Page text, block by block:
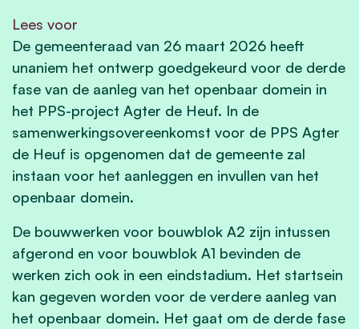
Lees voor
De gemeenteraad van 26 maart 2026 heeft
unaniem het ontwerp goedgekeurd voor de derde
fase van de aanleg van het openbaar domein in
het PPS-project Agter de Heuf. In de
samenwerkingsovereenkomst voor de PPS Agter
de Heuf is opgenomen dat de gemeente zal
instaan voor het aanleggen en invullen van het
openbaar domein.
De bouwwerken voor bouwblok A2 zijn intussen
afgerond en voor bouwblok A1 bevinden de
werken zich ook in een eindstadium. Het startsein
kan gegeven worden voor de verdere aanleg van
het openbaar domein. Het gaat om de derde fase